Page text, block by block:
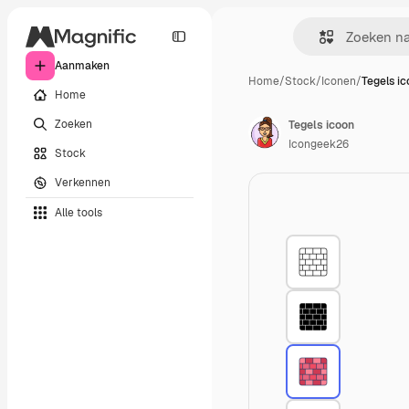
Aanmaken
Home
Zoeken
Stock
Verkennen
Alle tools
Home/Stock/Iconen/Tegels
Tegels icoon
Icongeek26